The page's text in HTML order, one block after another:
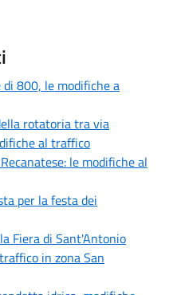
di 800, le modifiche a
rotatoria tra via
al traffico
le modifiche al
per la festa dei
Fiera di Sant'Antonio
in zona San